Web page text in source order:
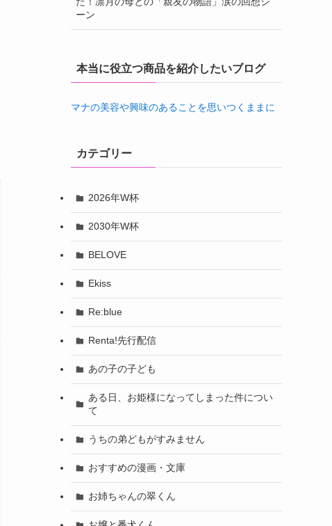
ーン
本当に役立つ商品を紹介したいブログ
マナの美容や興味のあることを思いつくままに
カテゴリー
2026年W杯
2030年W杯
BELOVE
Ekiss
Re:blue
Renta!先行配信
あの子の子ども
ある日、お姫様になってしまった件につい
て
うちの弟どもがすみません
おすすめの漫画・文庫
お姉ちゃんの翠くん